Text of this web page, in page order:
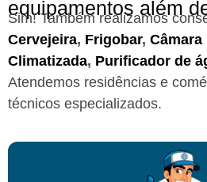
equipamentos além
Sim! Também realizamos
Cervejeira, Frigobar, Câmara
Climatizada, Purificador de
Atendemos residências e
técnicos especializados.